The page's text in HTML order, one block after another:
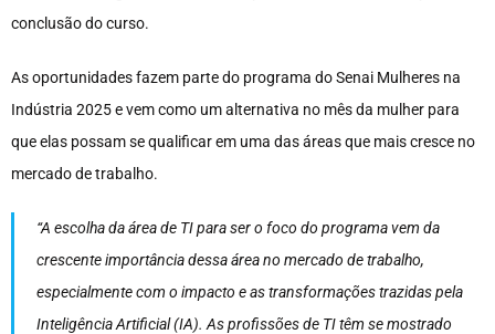
conclusão do curso.
As oportunidades fazem parte do programa do Senai Mulheres na
Indústria 2025 e vem como um alternativa no mês da mulher para
que elas possam se qualificar em uma das áreas que mais cresce no
mercado de trabalho.
“A escolha da área de TI para ser o foco do programa vem da
crescente importância dessa área no mercado de trabalho,
especialmente com o impacto e as transformações trazidas pela
Inteligência Artificial (IA). As profissões de TI têm se mostrado